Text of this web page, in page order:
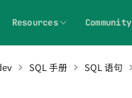
Resources Community
SQL 手册 SQL 语句